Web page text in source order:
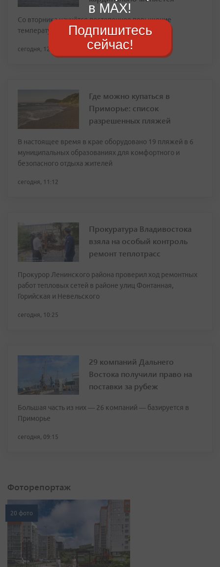
Со вторника начнётся постепенное повышение
температур
сегодня, 12:34
Где можно купаться в
Приморье: список
разрешенных пляжей
В настоящее время в крае оборудовано 19 пляжей в 6
муниципальных образованиях для комфортного и
безопасного отдыха жителей
сегодня, 11:12
Прокуратура Владивостока
взяла на особый контроль
ремонт теплотрасс
Прокурор Ленинского района проверил ход ремонтных
работ тепловых сетей в районе улиц Фонтанная,
Горийская и Невельского
сегодня, 10:25
29 компаний Дальнего
Востока получили право на
поставки за рубеж
Большая часть из них — 26 компаний — базируется в
Приморье
сегодня, 09:15
Фоторепортаж
20 фото
в MAX!
Подпишитесь
сейчас!